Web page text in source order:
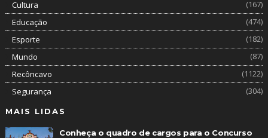
Cultura
(167)
Educação
(474)
Esporte
(182)
Mundo
(87)
Recôncavo
(1122)
Segurança
(304)
MAIS LIDAS
Conheça o quadro de cargos para o Concurso